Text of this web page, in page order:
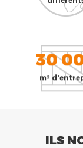
30
m²
ILS